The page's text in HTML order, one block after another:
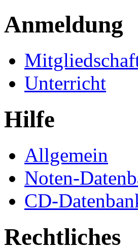
Anmeldung
Unterricht
Hilfe
Allgemein
Noten-
CD-
Rechtliches